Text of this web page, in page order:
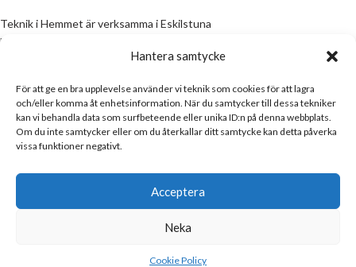
Hantera samtycke
För att ge en bra upplevelse använder vi teknik som cookies för att lagra
och/eller komma åt enhetsinformation. När du samtycker till dessa tekniker
kan vi behandla data som surfbeteende eller unika ID:n på denna webbplats.
Om du inte samtycker eller om du återkallar ditt samtycke kan detta påverka
vissa funktioner negativt.
Acceptera
Neka
Cookie Policy
Teknik i Hemmet är verksamma i Eskilstuna
Email:
All information på denna sida skall ses som en guide, inte en manual. Om
information på sidan inte stämmer och/eller är felaktig, skicka gärna ett
mail
Teknik i Hemmet Copyright © 2017